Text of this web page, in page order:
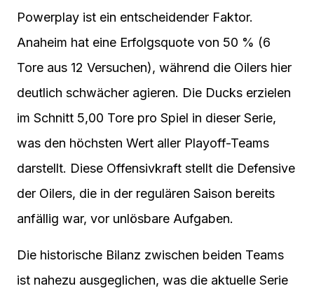
Powerplay ist ein entscheidender Faktor.
Anaheim hat eine Erfolgsquote von 50 % (6
Tore aus 12 Versuchen), während die Oilers hier
deutlich schwächer agieren. Die Ducks erzielen
im Schnitt 5,00 Tore pro Spiel in dieser Serie,
was den höchsten Wert aller Playoff-Teams
darstellt. Diese Offensivkraft stellt die Defensive
der Oilers, die in der regulären Saison bereits
anfällig war, vor unlösbare Aufgaben.
Die historische Bilanz zwischen beiden Teams
ist nahezu ausgeglichen, was die aktuelle Serie